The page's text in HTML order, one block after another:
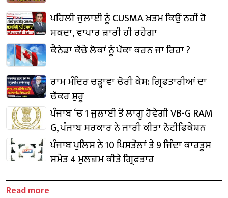
ਪਹਿਲੀ ਜੁਲਾਈ ਨੂੰ CUSMA ਖ਼ਤਮ ਕਿਉਂ ਨਹੀਂ ਹੋ
ਸਕਦਾ, ਵਾਪਾਰ ਜ਼ਾਰੀ ਹੀ ਰਹੇਗਾ
ਕੈਨੇਡਾ ਕੱਚੇ ਲੋਕਾਂ ਨੂੰ ਪੱਕਾ ਕਰਨ ਜਾ ਰਿਹਾ ?
ਰਾਮ ਮੰਦਿਰ ਚੜ੍ਹਾਵਾ ਚੋਰੀ ਕੇਸ: ਗ੍ਰਿਫਤਾਰੀਆਂ ਦਾ
ਚੱਕਰ ਸ਼ੁਰੂ
ਪੰਜਾਬ ‘ਚ 1 ਜੁਲਾਈ ਤੋਂ ਲਾਗੂ ਹੋਵੇਗੀ VB-G RAM
G, ਪੰਜਾਬ ਸਰਕਾਰ ਨੇ ਜਾਰੀ ਕੀਤਾ ਨੋਟੀਫਿਕੇਸ਼ਨ
ਪੰਜਾਬ ਪੁਲਿਸ ਨੇ 10 ਪਿਸਤੌਲਾਂ ਤੇ 9 ਜ਼ਿੰਦਾ ਕਾਰਤੂਸ
ਸਮੇਤ 4 ਮੁਲਜ਼ਮ ਕੀਤੇ ਗ੍ਰਿਫਤਾਰ
Read more